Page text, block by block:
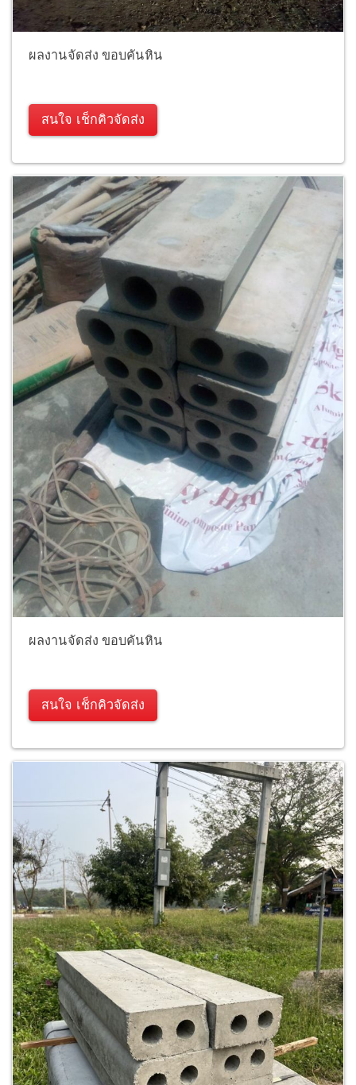
ผลงานจัดส่ง ขอบคันหิน
สนใจ เช็กคิวจัดส่ง
ผลงานจัดส่ง ขอบคันหิน
สนใจ เช็กคิวจัดส่ง